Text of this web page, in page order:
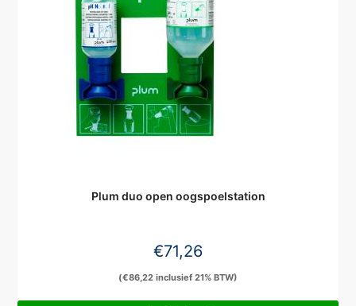
Plum duo open oogspoelstation
€71,26
(€86,22 inclusief 21% BTW)